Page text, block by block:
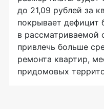
до 21,09 рублей за
покрывает дефицит
в рассматриваемой
привлечь больше
ремонта квартир,
придомовых